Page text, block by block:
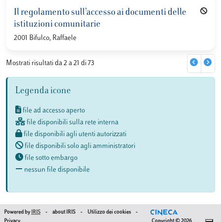
Il regolamento sull’accesso ai documenti delle
istituzioni comunitarie
2001 Bifulco, Raffaele
Mostrati risultati da 2 a 21 di 73
Legenda icone
file ad accesso aperto
file disponibili sulla rete interna
file disponibili agli utenti autorizzati
file disponibili solo agli amministratori
file sotto embargo
nessun file disponibile
Powered by IRIS - about IRIS - Utilizzo dei cookies
-